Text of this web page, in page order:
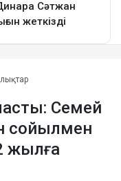
Семей
сойылмен
жылға